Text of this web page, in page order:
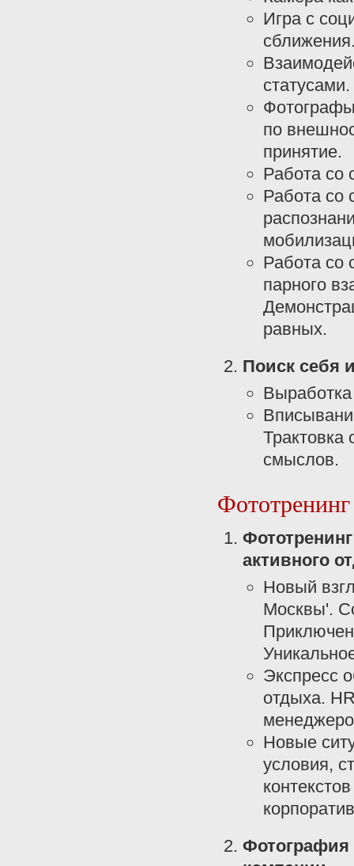
Игра с
статусами.
по
принятие.
Работа со
Работа со
Работа со
парного
равных.
Поиск себя
Выработка
Трактовка
смыслов.
Фототренинг
активного
Новый
Москвы'.
Экспресс
отдыха.
Новые
условия,
Фотография